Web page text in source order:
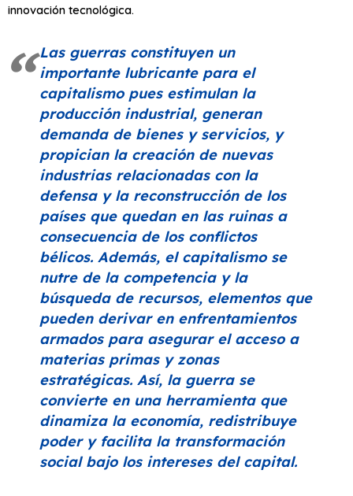
innovación tecnológica.
Las guerras constituyen un
importante lubricante para el
capitalismo pues estimulan la
producción industrial, generan
demanda de bienes y servicios, y
propician la creación de nuevas
industrias relacionadas con la
defensa y la reconstrucción de los
países que quedan en las ruinas a
consecuencia de los conflictos
bélicos. Además, el capitalismo se
nutre de la competencia y la
búsqueda de recursos, elementos que
pueden derivar en enfrentamientos
armados para asegurar el acceso a
materias primas y zonas
estratégicas. Así, la guerra se
convierte en una herramienta que
dinamiza la economía, redistribuye
poder y facilita la transformación
social bajo los intereses del capital.